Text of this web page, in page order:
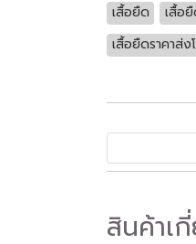
เสื้อยืด เสื้อ
เสื้อยืดราคาส่ง
สินค้าเ